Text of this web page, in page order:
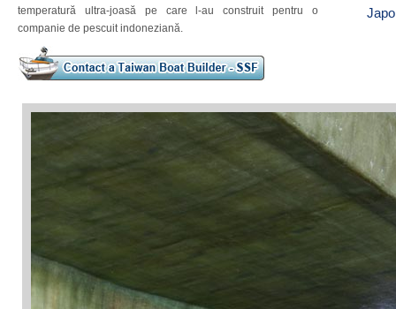
temperatură ultra-joasă pe care l-au construit pentru o
companie de pescuit indoneziană.